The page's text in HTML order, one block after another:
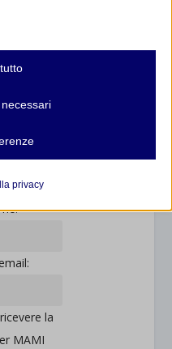
la
MAMI
le funzioni di base e sono
dell'utente secondo il GDPR.
privacy